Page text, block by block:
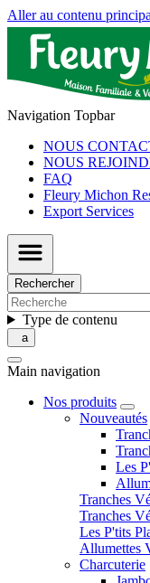
Aller au contenu
Navigation Topbar
NOUS
NOUS
FAQ
Fleury Michon
Export Services
Rechercher
Type de contenu
Main navigation
Nos produits
Nouveautés
Les
Tranches
Tranches
Les P'tits
Allumettes
Charcuterie